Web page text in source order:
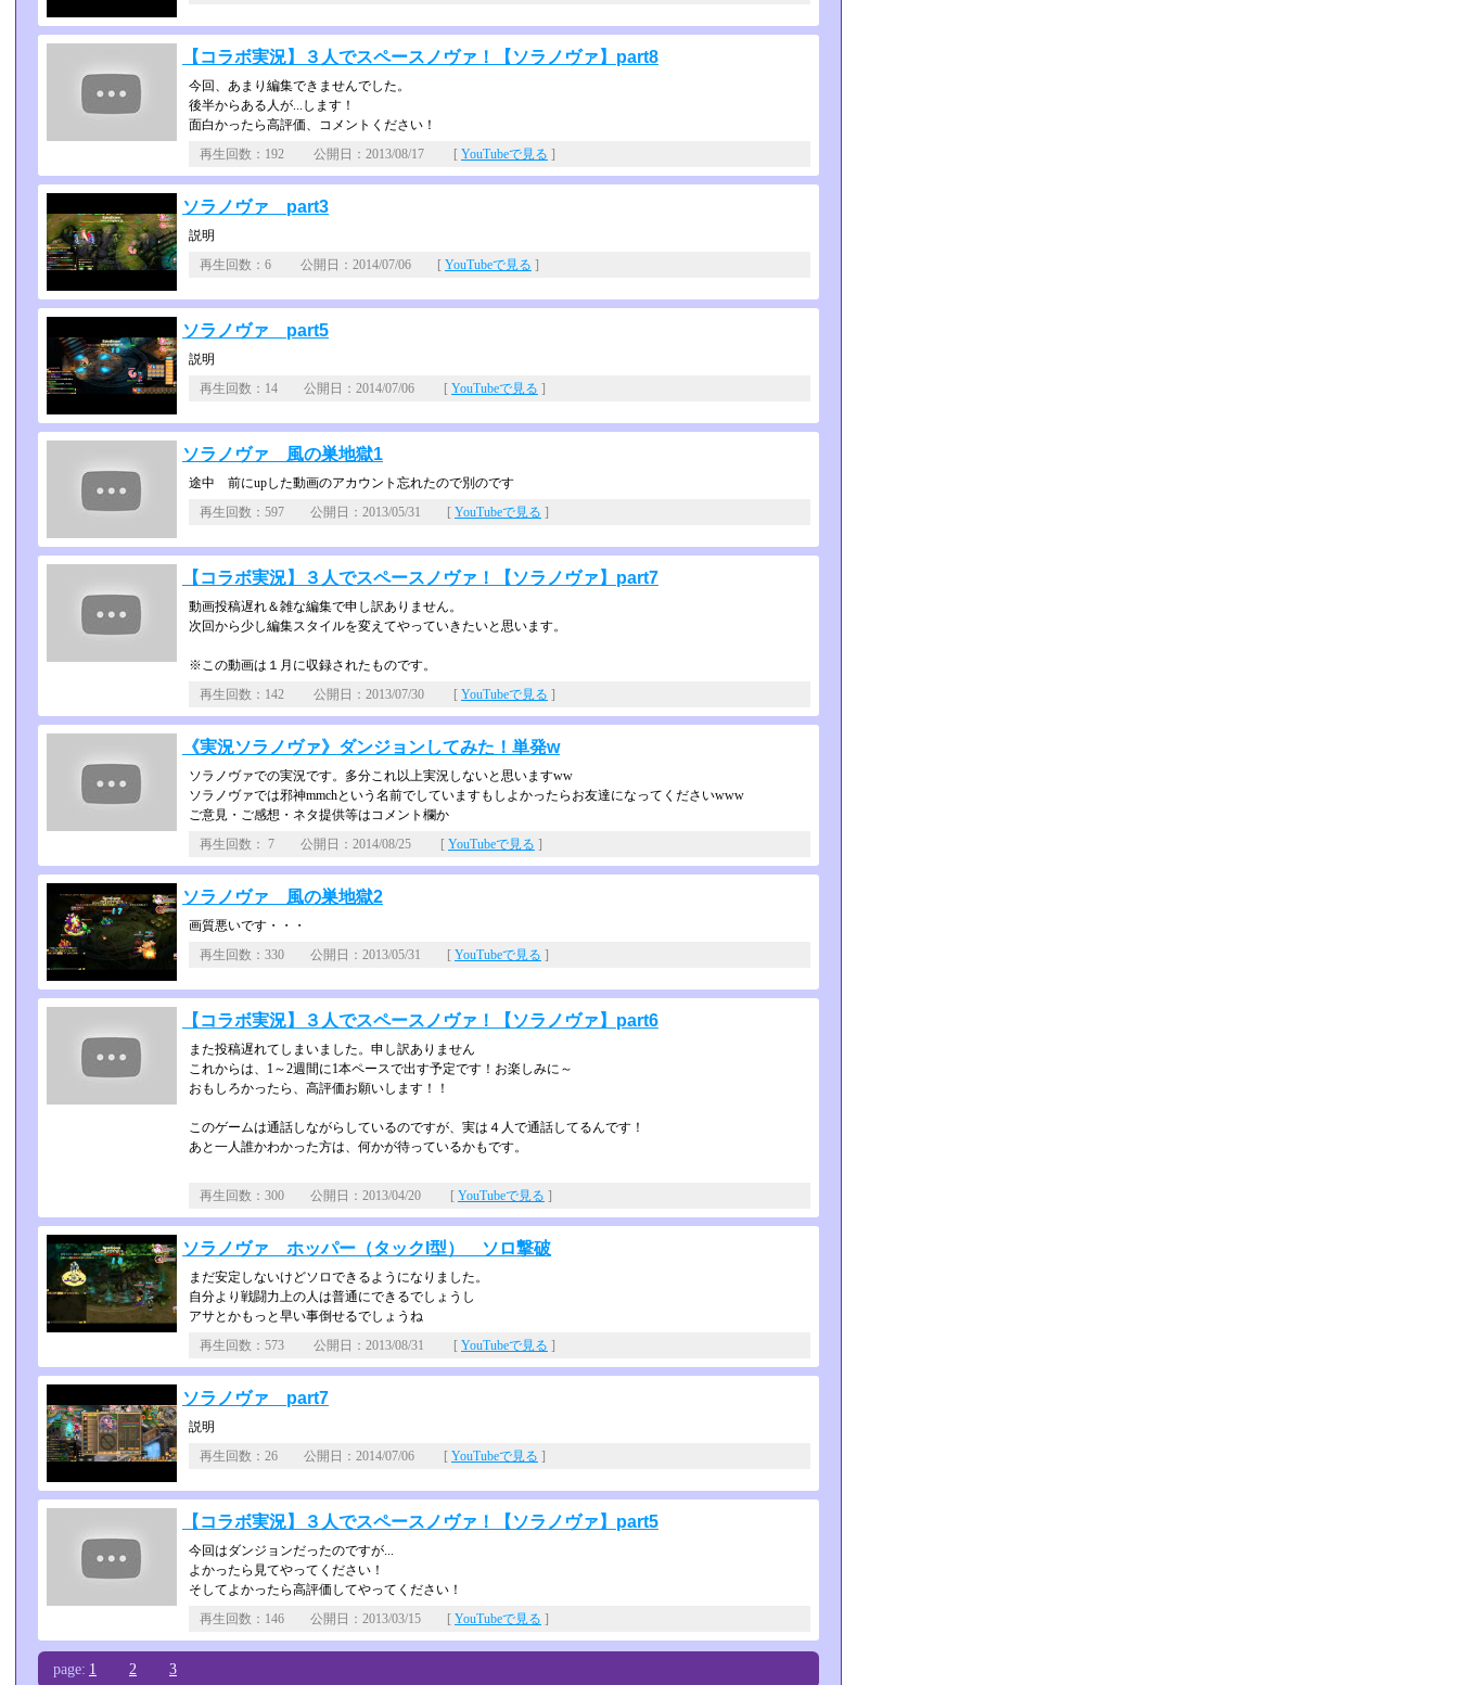
【コラボ実況】３人でスペースノヴァ！【ソラノヴァ】part8
今回、あまり編集できませんでした。
後半からある人が...します！
面白かったら高評価、コメントください！
再生回数：192 公開日：2013/08/17 [ YouTubeで見る ]
ソラノヴァ part3
説明
再生回数：6 公開日：2014/07/06 [ YouTubeで見る ]
ソラノヴァ part5
説明
再生回数：14 公開日：2014/07/06 [ YouTubeで見る ]
ソラノヴァ 風の巣地獄1
途中 前にupした動画のアカウント忘れたので別のです
再生回数：597 公開日：2013/05/31 [ YouTubeで見る ]
【コラボ実況】３人でスペースノヴァ！【ソラノヴァ】part7
動画投稿遅れ＆雑な編集で申し訳ありません。
次回から少し編集スタイルを変えてやっていきたいと思います。
※この動画は１月に収録されたものです。
再生回数：142 公開日：2013/07/30 [ YouTubeで見る ]
《実況ソラノヴァ》ダンジョンしてみた！単発w
ソラノヴァでの実況です。多分これ以上実況しないと思いますww
ソラノヴァでは邪神mmchという名前でしていますもしよかったらお友達になってくだ­さいwww
ご意見・ご感想・ネタ提供等はコメント欄か
再生回数： 7 公開日：2014/08/25 [ YouTubeで見る ]
ソラノヴァ 風の巣地獄2
画質悪いです・・・
再生回数：330 公開日：2013/05/31 [ YouTubeで見る ]
【コラボ実況】３人でスペースノヴァ！【ソラノヴァ】part6
また投稿遅れてしまいました。申し訳ありません
これからは、1～2週間に1本ペースで出す予定です！お楽しみに～
おもしろかったら、高評価お願いします！！
このゲームは通話しながらしているのですが、実は４人で通話してるんです！
あと一人誰かわかった方は、何かが待っているかもです。
再生回数：300 公開日：2013/04/20 [ YouTubeで見る ]
ソラノヴァ ホッパー（タックI型） ソロ撃破
まだ安定しないけどソロできるようになりました。
自分より戦闘力上の人は普通にできるでしょうし
アサとかもっと早い事倒せるでしょうね
再生回数：573 公開日：2013/08/31 [ YouTubeで見る ]
ソラノヴァ part7
説明
再生回数：26 公開日：2014/07/06 [ YouTubeで見る ]
【コラボ実況】３人でスペースノヴァ！【ソラノヴァ】part5
今回はダンジョンだったのですが...
よかったら見てやってください！
そしてよかったら高評価してやってください！
再生回数：146 公開日：2013/03/15 [ YouTubeで見る ]
page: 1 2 3